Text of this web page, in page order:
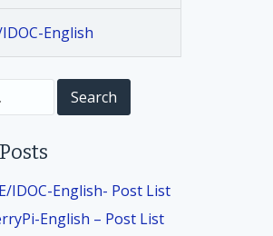
IDOC-English
IDOC-English- Post List
English – Post List